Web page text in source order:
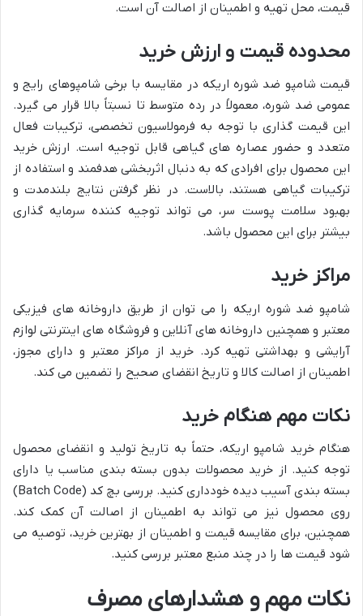
قیمت، محل تهیه و اطمینان از اصالت آن است.
محدوده قیمت و ارزش خرید
قیمت شامپو ضد شوره اریکه در مقایسه با برخی شامپوهای رایج و
عمومی ضد شوره، معمولاً در رده متوسط تا نسبتاً بالا قرار می گیرد.
این قیمت گذاری با توجه به فرمولاسیون تخصصی، ترکیبات فعال
متعدد و حضور عصاره های گیاهی قابل توجیه است. ارزش خرید
این محصول برای افرادی که به دنبال اثربخشی هدفمند و استفاده از
ترکیبات گیاهی هستند، بالاست. در نظر گرفتن نتایج بلندمدت و
بهبود سلامت پوست سر، می تواند توجیه کننده سرمایه گذاری
بیشتر برای این محصول باشد.
مراکز خرید
شامپو ضد شوره اریکه را می توان از طریق داروخانه های فیزیکی
معتبر و همچنین داروخانه های آنلاین و فروشگاه های اینترنتی لوازم
آرایشی و بهداشتی تهیه کرد. خرید از مراکز معتبر و دارای مجوز،
اطمینان از اصالت کالا و تاریخ انقضای صحیح را تضمین می کند.
نکات مهم هنگام خرید
هنگام خرید شامپو اریکه، حتماً به تاریخ تولید و انقضای محصول
توجه کنید. از خرید محصولات بدون بسته بندی مناسب یا دارای
بسته بندی آسیب دیده خودداری کنید. بررسی بچ کد (Batch Code)
روی محصول نیز می تواند به اطمینان از اصالت آن کمک کند.
همچنین، برای مقایسه قیمت و اطمینان از بهترین خرید، توصیه می
شود قیمت ها را در چند منبع معتبر بررسی کنید.
نکات مهم و هشدارهای مصرف